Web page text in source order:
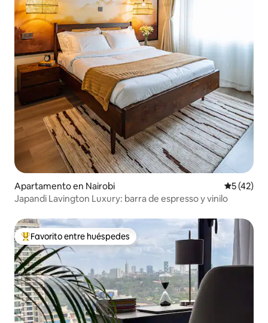
Apartamento en Nairobi
5 (42)
Japandi Lavington Luxury: barra de espresso y vinilo
Favorito entre huéspedes preferido
Favorito entre huéspedes